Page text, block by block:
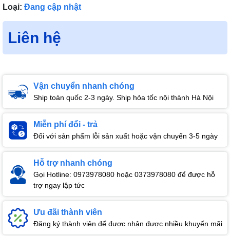
Loại: Đang cập nhật
Liên hệ
Vận chuyển nhanh chóng
Ship toàn quốc 2-3 ngày. Ship hỏa tốc nội thành Hà Nội
Miễn phí đổi - trả
Đối với sản phẩm lỗi sản xuất hoặc vận chuyển 3-5 ngày
Hỗ trợ nhanh chóng
Gọi Hotline: 0973978080 hoặc 0373978080 để được hỗ
trợ ngay lập tức
Ưu đãi thành viên
Đăng ký thành viên để được nhận được nhiều khuyến mãi